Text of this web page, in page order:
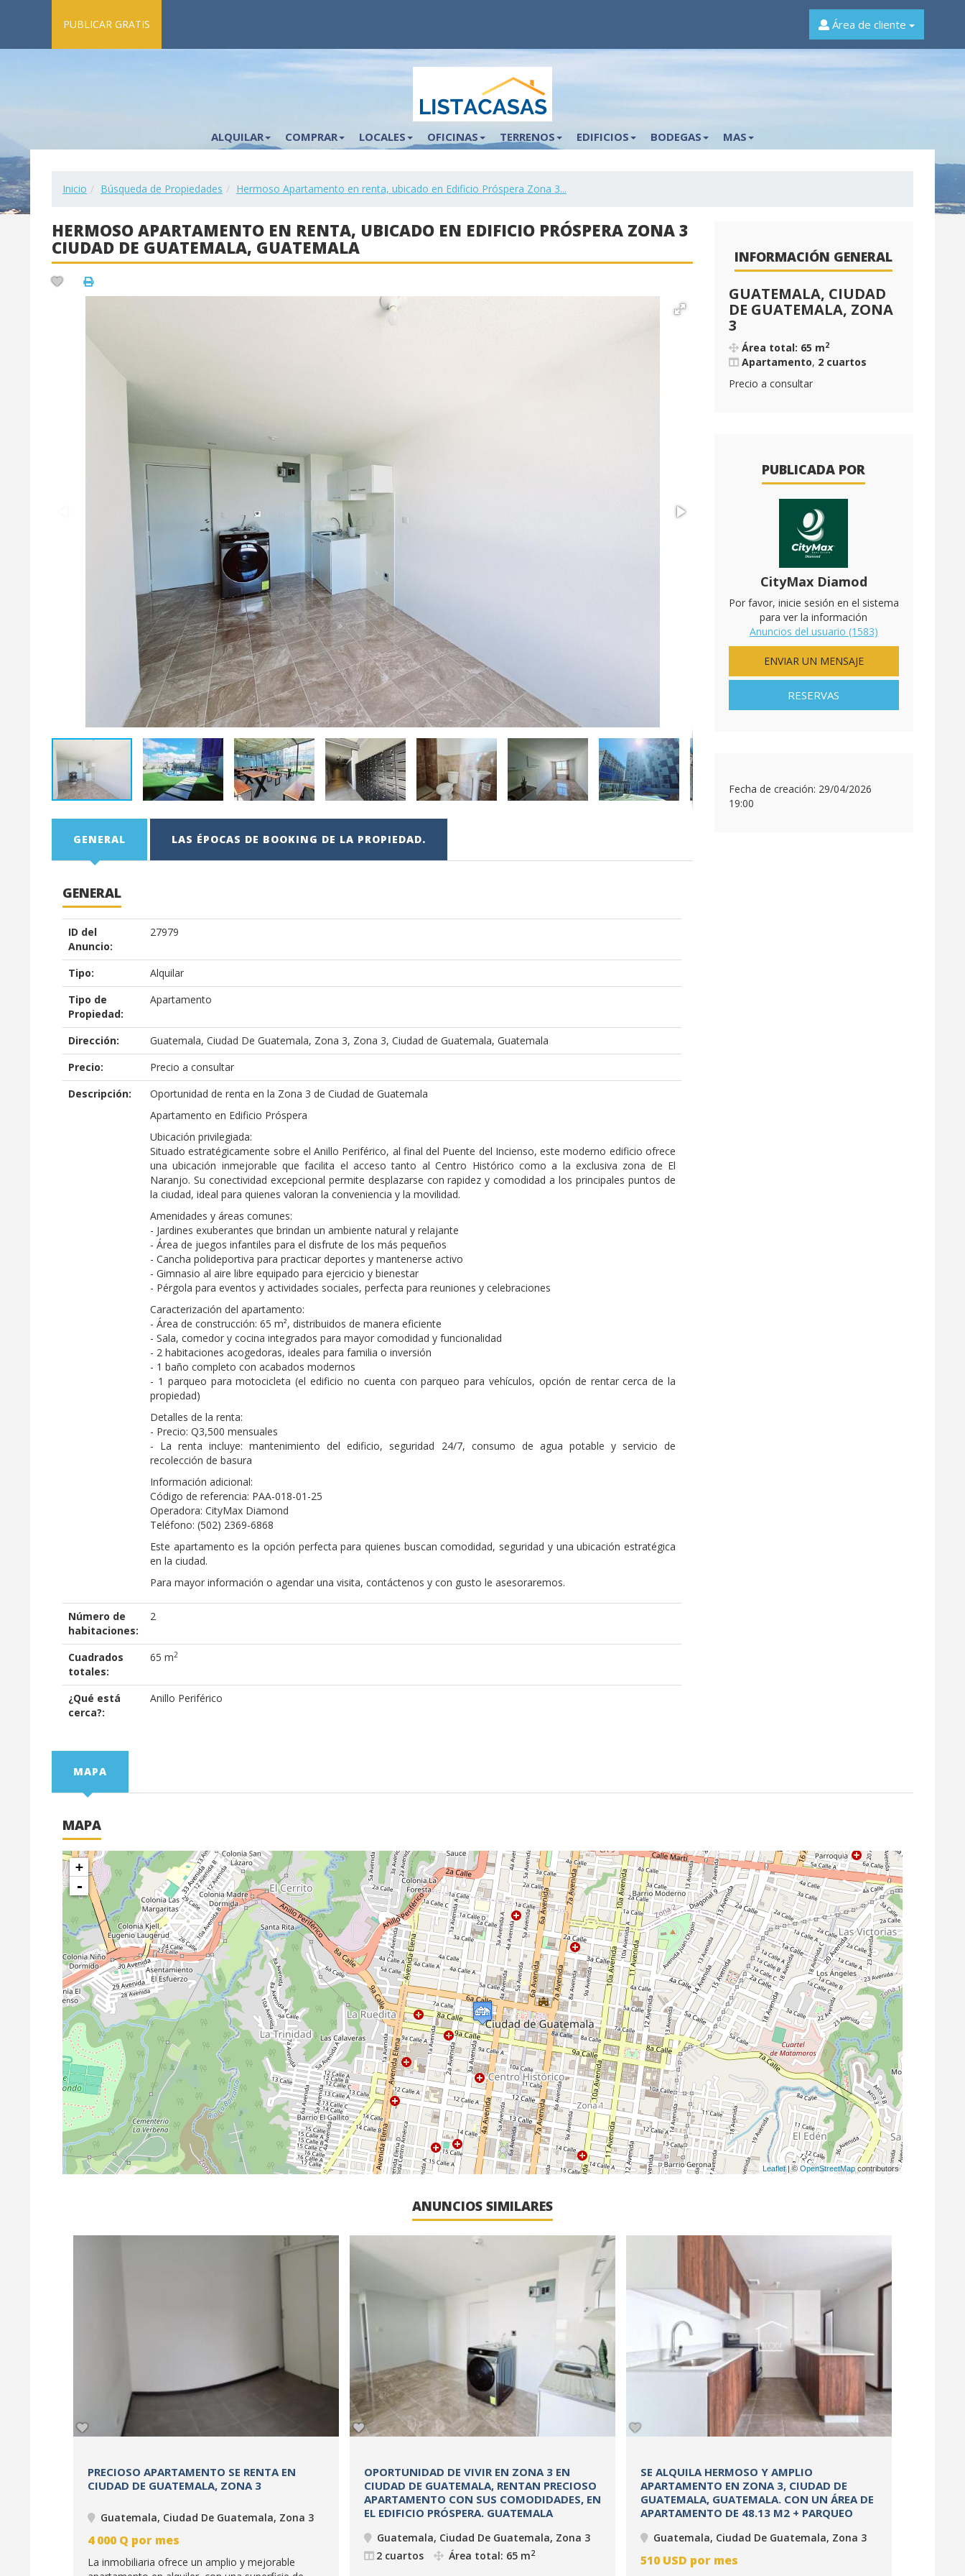
PUBLICAR GRATIS Área de cliente
ALQUILAR COMPRAR LOCALES OFICINAS TERRENOS EDIFICIOS BODEGAS MAS
Inicio Búsqueda de Propiedades Hermoso Apartamento en renta, ubicado en Edificio Próspera Zona 3...
HERMOSO APARTAMENTO EN RENTA, UBICADO EN EDIFICIO PRÓSPERA ZONA 3
CIUDAD DE GUATEMALA, GUATEMALA
GENERAL LAS ÉPOCAS DE BOOKING DE LA PROPIEDAD.
GENERAL
ID del
Anuncio:
27979
Tipo:
Alquilar
Tipo de
Propiedad:
Apartamento
Dirección:
Guatemala, Ciudad De Guatemala, Zona 3, Zona 3, Ciudad de Guatemala, Guatemala
Precio:
Precio a consultar
Descripción:
Oportunidad de renta en la Zona 3 de Ciudad de Guatemala
Apartamento en Edificio Próspera
Ubicación privilegiada:
Situado estratégicamente sobre el Anillo Periférico, al final del Puente del Incienso, este moderno edificio ofrece
una ubicación inmejorable que facilita el acceso tanto al Centro Histórico como a la exclusiva zona de El
Naranjo. Su conectividad excepcional permite desplazarse con rapidez y comodidad a los principales puntos de
la ciudad, ideal para quienes valoran la conveniencia y la movilidad.
Amenidades y áreas comunes:
- Jardines exuberantes que brindan un ambiente natural y relajante
- Área de juegos infantiles para el disfrute de los más pequeños
- Cancha polideportiva para practicar deportes y mantenerse activo
- Gimnasio al aire libre equipado para ejercicio y bienestar
- Pérgola para eventos y actividades sociales, perfecta para reuniones y celebraciones
Caracterización del apartamento:
- Área de construcción: 65 m², distribuidos de manera eficiente
- Sala, comedor y cocina integrados para mayor comodidad y funcionalidad
- 2 habitaciones acogedoras, ideales para familia o inversión
- 1 baño completo con acabados modernos
- 1 parqueo para motocicleta (el edificio no cuenta con parqueo para vehículos, opción de rentar cerca de la
propiedad)
Detalles de la renta:
- Precio: Q3,500 mensuales
- La renta incluye: mantenimiento del edificio, seguridad 24/7, consumo de agua potable y servicio de
recolección de basura
Información adicional:
Código de referencia: PAA-018-01-25
Operadora: CityMax Diamond
Teléfono: (502) 2369-6868
Este apartamento es la opción perfecta para quienes buscan comodidad, seguridad y una ubicación estratégica
en la ciudad.
Para mayor información o agendar una visita, contáctenos y con gusto le asesoraremos.
Número de
habitaciones:
2
Cuadrados
totales:
65 m2
¿Qué está
cerca?:
Anillo Periférico
INFORMACIÓN GENERAL
GUATEMALA, CIUDAD
DE GUATEMALA, ZONA
3
Área total: 65 m2
Apartamento, 2 cuartos
Precio a consultar
PUBLICADA POR
CityMax Diamod
Por favor, inicie sesión en el sistema
para ver la información
Anuncios del usuario (1583)
ENVIAR UN MENSAJE
RESERVAS
Fecha de creación: 29/04/2026
19:00
MAPA
MAPA
+
-
Leaflet| © OpenStreetMapcontributors
ANUNCIOS SIMILARES
PRECIOSO APARTAMENTO SE RENTA EN
CIUDAD DE GUATEMALA, ZONA 3
Guatemala, Ciudad De Guatemala, Zona 3
4 000 Q por mes
La inmobiliaria ofrece un amplio y mejorable
OPORTUNIDAD DE VIVIR EN ZONA 3 EN
CIUDAD DE GUATEMALA, RENTAN PRECIOSO
APARTAMENTO CON SUS COMODIDADES, EN
EL EDIFICIO PRÓSPERA. GUATEMALA
Guatemala, Ciudad De Guatemala, Zona 3
2 cuartos
Área total: 65 m2
SE ALQUILA HERMOSO Y AMPLIO
APARTAMENTO EN ZONA 3, CIUDAD DE
GUATEMALA, GUATEMALA. CON UN ÁREA DE
APARTAMENTO DE 48.13 M2 + PARQUEO
Guatemala, Ciudad De Guatemala, Zona 3
510 USD por mes